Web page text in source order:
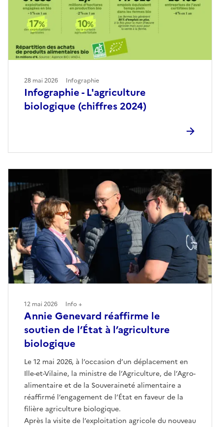
Infographie - L'agriculture
biologique (chiffres 2024)
28 mai 2026 Infographie
Annie Genevard réaffirme le
soutien de l’État à l’agriculture
biologique
Le 12 mai 2026, à l’occasion d’un déplacement en
Ille-et-Vilaine, la ministre de l’Agriculture, de l’Agro-
alimentaire et de la Souveraineté alimentaire a
réaffirmé l’engagement de l’État en faveur de la
filière agriculture biologique.
Après la visite de l’exploitation agricole du nouveau
12 mai 2026 Info +